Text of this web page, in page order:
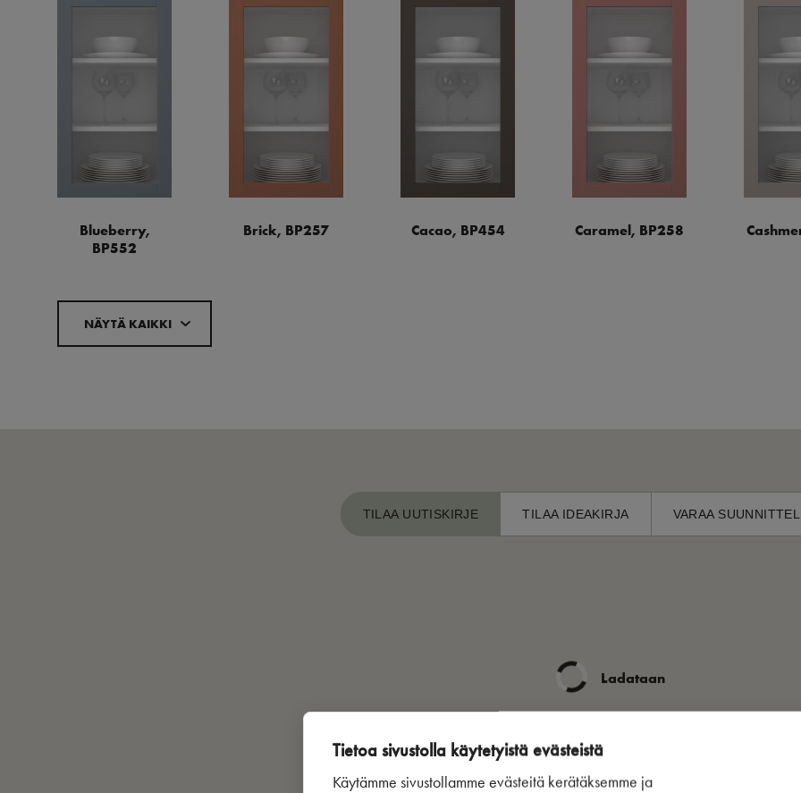
Tietoa sivustolla käytetyistä evästeistä
Käytämme sivustollamme evästeitä kerätäksemme ja
Blueberry,
BP552
Brick, BP257 Cacao, BP454 Caramel, BP258
NÄYTÄ KAIKKI
TILAA UUTISKIRJE TILAA IDEAKIRJA VARAA
Ladataan